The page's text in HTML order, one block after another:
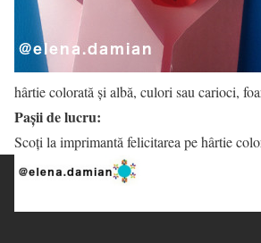
hârtie colorată și albă, culori sau carioci,
Pașii de lucru:
Scoți la imprimantă felicitarea pe hârtie